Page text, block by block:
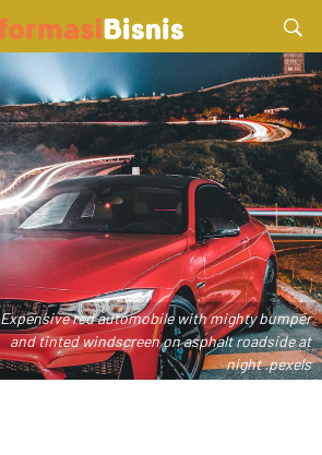
Expensive red automobile with mighty bumper
and tinted windscreen on asphalt roadside at
night .pexels